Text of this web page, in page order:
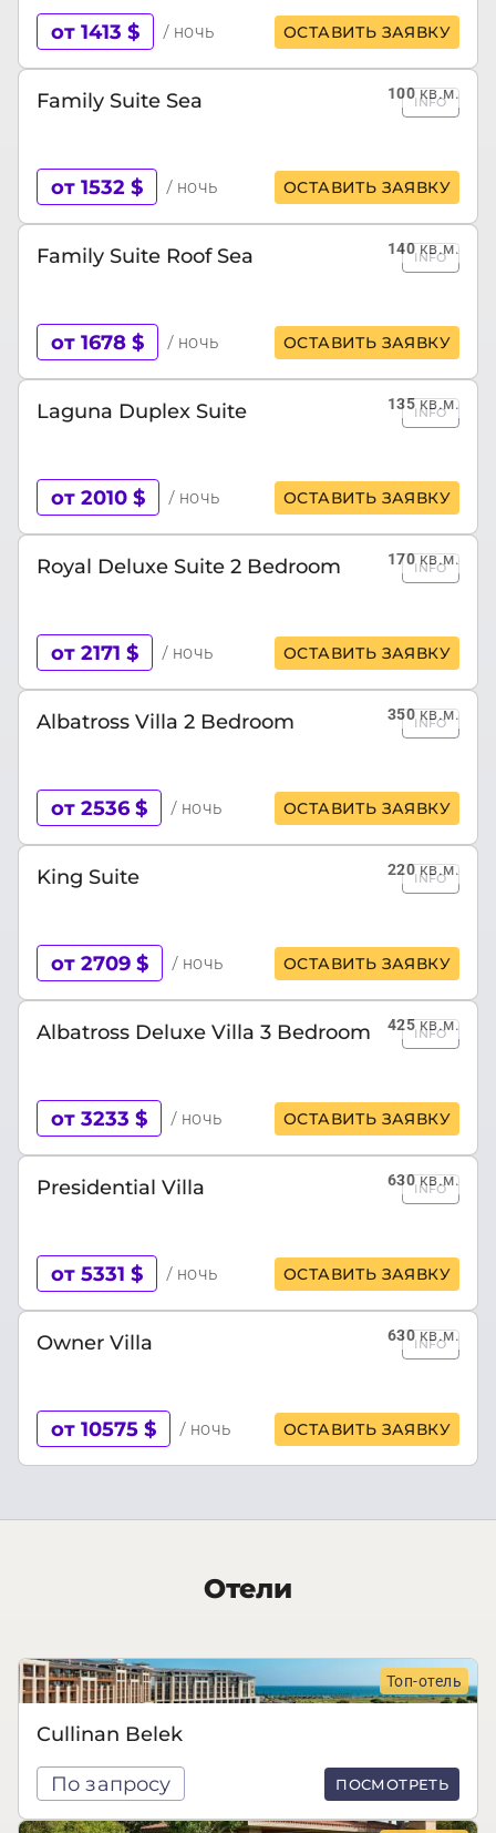
от 1413 $ / ночь ОСТАВИТЬ ЗАЯВКУ
100кв.м.
Family Suite Sea INFO
от 1532 $ / ночь ОСТАВИТЬ ЗАЯВКУ
140кв.м.
Family Suite Roof Sea INFO
от 1678 $ / ночь ОСТАВИТЬ ЗАЯВКУ
135кв.м.
Laguna Duplex Suite INFO
от 2010 $ / ночь ОСТАВИТЬ ЗАЯВКУ
170кв.м.
Royal Deluxe Suite 2 Bedroom INFO
от 2171 $ / ночь ОСТАВИТЬ ЗАЯВКУ
350кв.м.
Albatross Villa 2 Bedroom INFO
от 2536 $ / ночь ОСТАВИТЬ ЗАЯВКУ
220кв.м.
King Suite INFO
от 2709 $ / ночь ОСТАВИТЬ ЗАЯВКУ
425кв.м.
Albatross Deluxe Villa 3 Bedroom INFO
от 3233 $ / ночь ОСТАВИТЬ ЗАЯВКУ
630кв.м.
Presidential Villa INFO
от 5331 $ / ночь ОСТАВИТЬ ЗАЯВКУ
630кв.м.
Owner Villa INFO
от 10575 $ / ночь ОСТАВИТЬ ЗАЯВКУ
Отели
Топ-отель
Cullinan Belek
По запросу ПОСМОТРЕТЬ